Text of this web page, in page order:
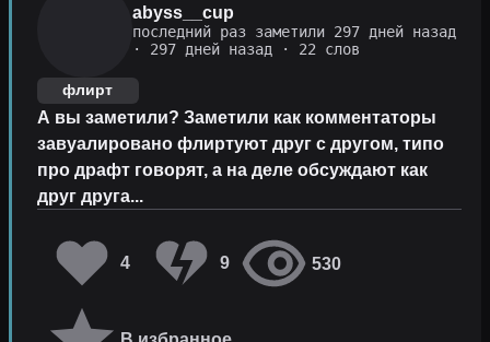
abyss__cup
последний раз заметили 297 дней назад
·
297 дней назад · 22 слов
флирт
А вы заметили? Заметили как комментаторы
завуалировано флиртуют друг с другом, типо
про драфт говорят, а на деле обсуждают как
друг друга...
4 9 530